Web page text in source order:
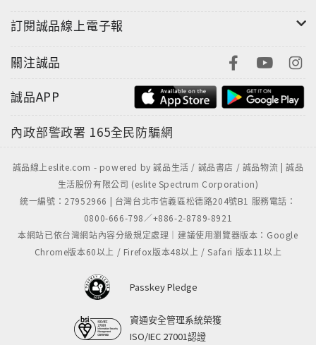
訂閱誠品線上電子報
關注誠品
誠品APP
內政部警政署 165全民防騙網
誠品線上eslite.com - powered by 誠品生活 / 誠品書店 / 誠品物流 | 誠品
生活股份有限公司 (eslite Spectrum Corporation)
統一編號：27952966 | 台灣台北市信義區松德路204號B1 服務電話：
0800-666-798／+886-2-8789-8921
本網站已依台灣網站內容分級規定處理｜建議使用瀏覽器版本：Google
Chrome版本60以上 / Firefox版本48以上 / Safari 版本11以上
Passkey Pledge
資通安全管理系統榮獲
ISO/IEC 27001認證